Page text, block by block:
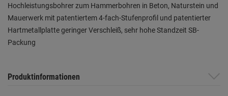
Hochleistungsbohrer zum Hammerbohren in Beton, Naturstein und
Mauerwerk mit patentiertem 4-fach-Stufenprofil und patentierter
Hartmetallplatte geringer Verschleiß, sehr hohe Standzeit SB-
Packung
Produktinformationen